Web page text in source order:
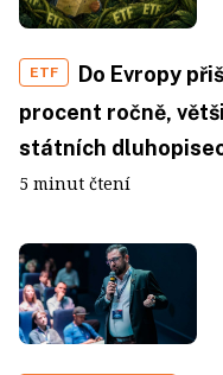
ETF
Do Evropy
procent ročně,
státních
5 minut čtení